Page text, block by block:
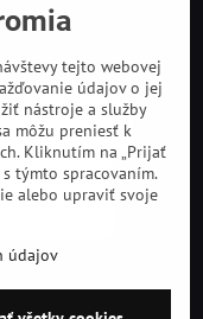
tejto webovej
údajov o jej
nástroje a služby
môžu preniesť k
Kliknutím na „Prijať
týmto spracovaním.
alebo upraviť svoje
údajov